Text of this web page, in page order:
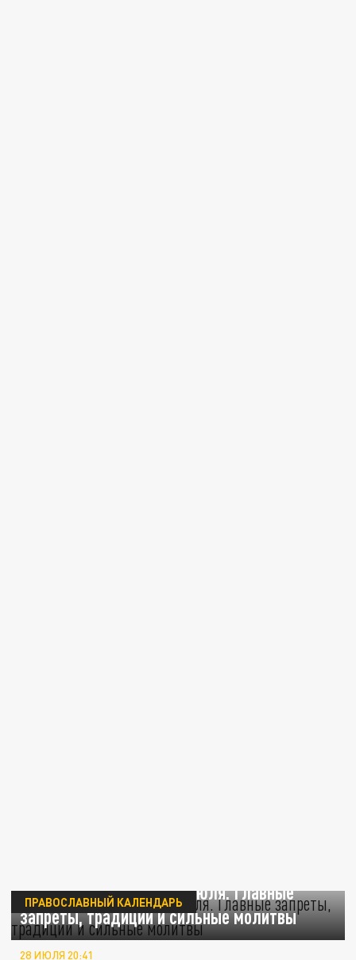
День Крещения Руси 28 июля. Главные
запреты, традиции и сильные молитвы
ПРАВОСЛАВНЫЙ КАЛЕНДАРЬ
28 ИЮЛЯ 20:41